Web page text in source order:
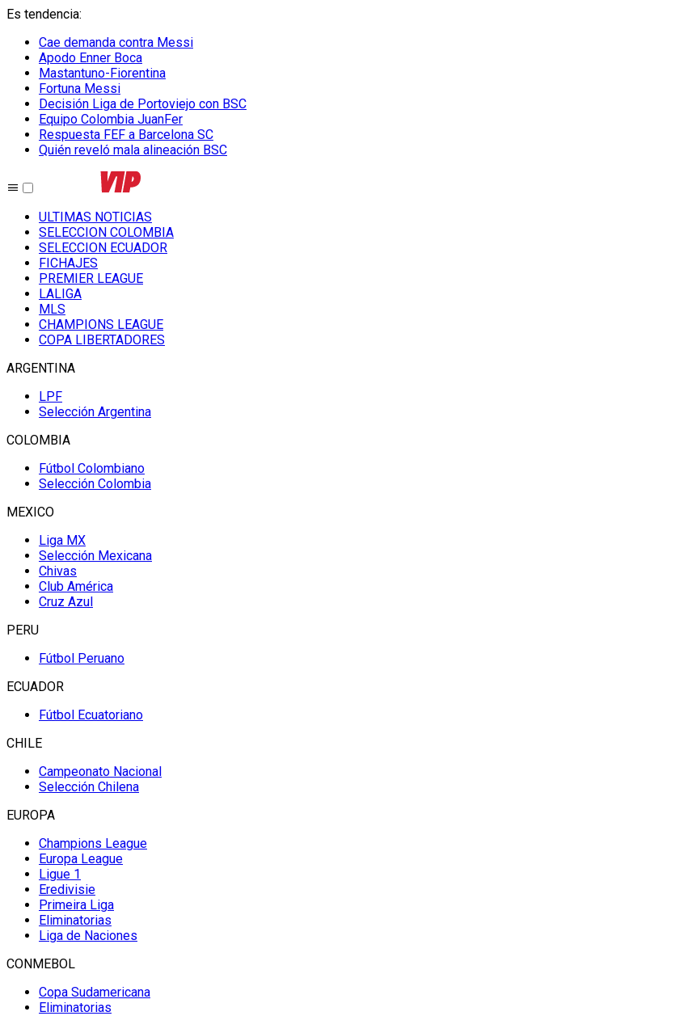
Es tendencia:
Cae demanda contra Messi
Apodo Enner Boca
Mastantuno-Fiorentina
Fortuna Messi
Decisión Liga de Portoviejo con BSC
Equipo Colombia JuanFer
Respuesta FEF a Barcelona SC
Quién reveló mala alineación BSC
ULTIMAS NOTICIAS
SELECCION COLOMBIA
SELECCION ECUADOR
FICHAJES
PREMIER LEAGUE
LALIGA
MLS
CHAMPIONS LEAGUE
COPA LIBERTADORES
ARGENTINA
LPF
Selección Argentina
COLOMBIA
Fútbol Colombiano
Selección Colombia
MEXICO
Liga MX
Selección Mexicana
Chivas
Club América
Cruz Azul
PERU
Fútbol Peruano
ECUADOR
Fútbol Ecuatoriano
CHILE
Campeonato Nacional
Selección Chilena
EUROPA
Champions League
Europa League
Ligue 1
Eredivisie
Primeira Liga
Eliminatorias
Liga de Naciones
CONMEBOL
Copa Sudamericana
Eliminatorias